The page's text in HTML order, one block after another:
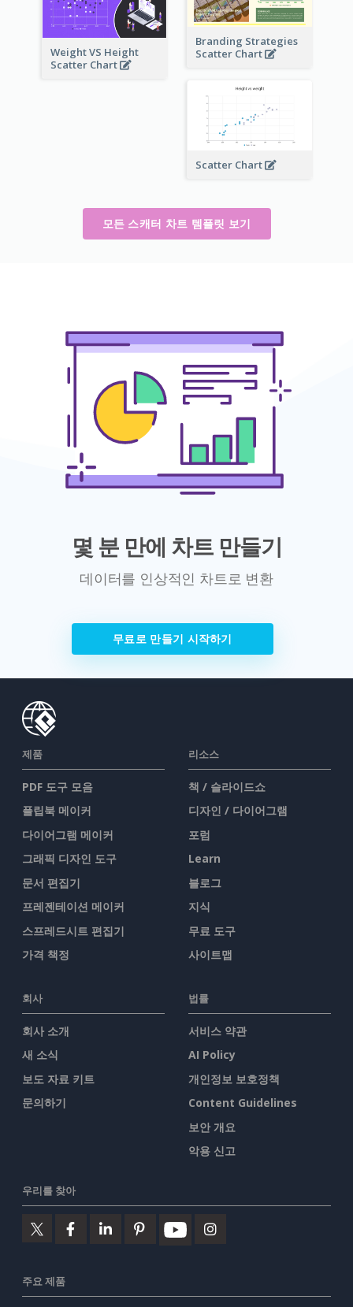
Branding Strategies
Scatter Chart
Weight VS Height
Scatter Chart
Scatter Chart
모든 스캐터 차트 템플릿 보기
몇 분 만에 차트 만들기
데이터를 인상적인 차트로 변환
무료로 만들기 시작하기
제품
PDF 도구 모음
플립북 메이커
다이어그램 메이커
그래픽 디자인 도구
문서 편집기
프레젠테이션 메이커
스프레드시트 편집기
가격 책정
리소스
책 / 슬라이드쇼
디자인 / 다이어그램
포럼
Learn
블로그
지식
무료 도구
사이트맵
회사
회사 소개
새 소식
보도 자료 키트
문의하기
법률
서비스 약관
AI Policy
개인정보 보호정책
Content Guidelines
보안 개요
악용 신고
우리를 찾아
주요 제품